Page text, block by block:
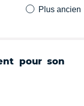
Plus ancien
pour son